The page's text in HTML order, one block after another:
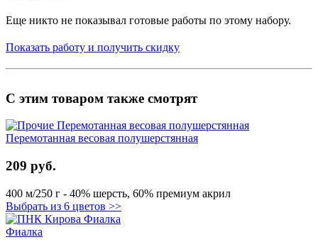
Еще никто не показывал готовые работы по этому набору.
Показать работу и получить скидку
С этим товаром также смотрят
Перемотанная весовая полушерстянная
209 руб.
400 м/250 г - 40% шерсть, 60% премиум акрил
Выбрать из 6 цветов >>
Фиалка